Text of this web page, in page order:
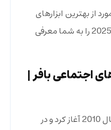
با ما همراه بمانید تا 6 مورد از بهترین ابزارهای
مدیریت شبکه‌های در سال 2025 را به شما معرفی
اجتماعی بافر|
بافر، اولین بار کارش را در سال 2010 آغاز کرد و در